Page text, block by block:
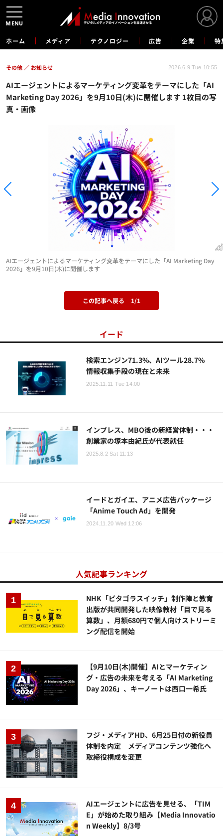
ホーム メディア テクノロジー 広告 企業 特
AIエージェントによるマーケティング変革をテーマにした「AI
Marketing Day 2026」を9月10日(木)に開催します 1枚目の写
真・画像
その他 お知らせ 2026.6.9 Tue 10:55
AIエージェントによるマーケティング変革をテーマにした「AI Marketing Day
2026」を9月10日(木)に開催します
この記事へ戻る 1/1
イード
検索エンジン71.3%、AIツール28.7%
情報収集手段の現在と未来
2025.11.11 Tue 14:00
インプレス、MBO後の新経営体制・・・
創業家の塚本由紀氏が代表就任
2025.8.2 Sat 11:13
イードとガイエ、アニメ広告パッケージ
「Anime Touch Ad」を開発
2024.11.20 Wed 12:06
人気記事ランキング
NHK「ピタゴラスイッチ」制作陣と教育
出版が共同開発した映像教材「目で見る
算数」、月額680円で個人向けストリーミ
ング配信を開始
【9月10日(木)開催】AIとマーケティン
グ・広告の未来を考える「AI Marketing
Day 2026」、キーノートは西口一希氏
フジ・メディアHD、6月25日付の新役員
体制を内定 メディアコンテンツ強化へ
取締役構成を変更
AIエージェントに広告を見せる、「TIM
E」が始めた取り組み【Media Innovatio
n Weekly】8/3号
MENU